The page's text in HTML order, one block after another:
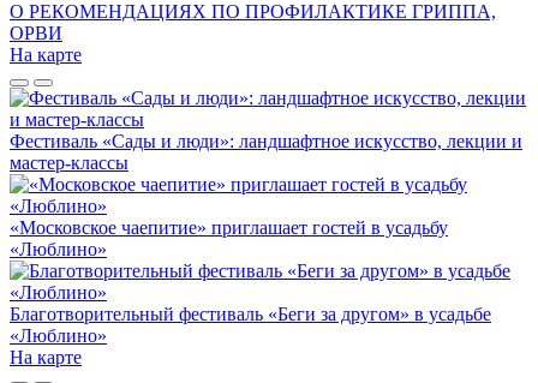
О РЕКОМЕНДАЦИЯХ ПО ПРОФИЛАКТИКЕ ГРИППА,
ОРВИ
На карте
Фестиваль «Сады и люди»: ландшафтное искусство, лекции и
мастер-классы
«Московское чаепитие» приглашает гостей в усадьбу
«Люблино»
Благотворительный фестиваль «Беги за другом» в усадьбе
«Люблино»
На карте